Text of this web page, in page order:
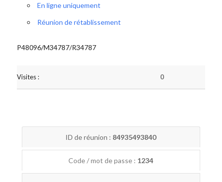
En ligne uniquement
Réunion de rétablissement
P48096/M34787/R34787
Visites : 0
ID de réunion : 84935493840
Code / mot de passe : 1234